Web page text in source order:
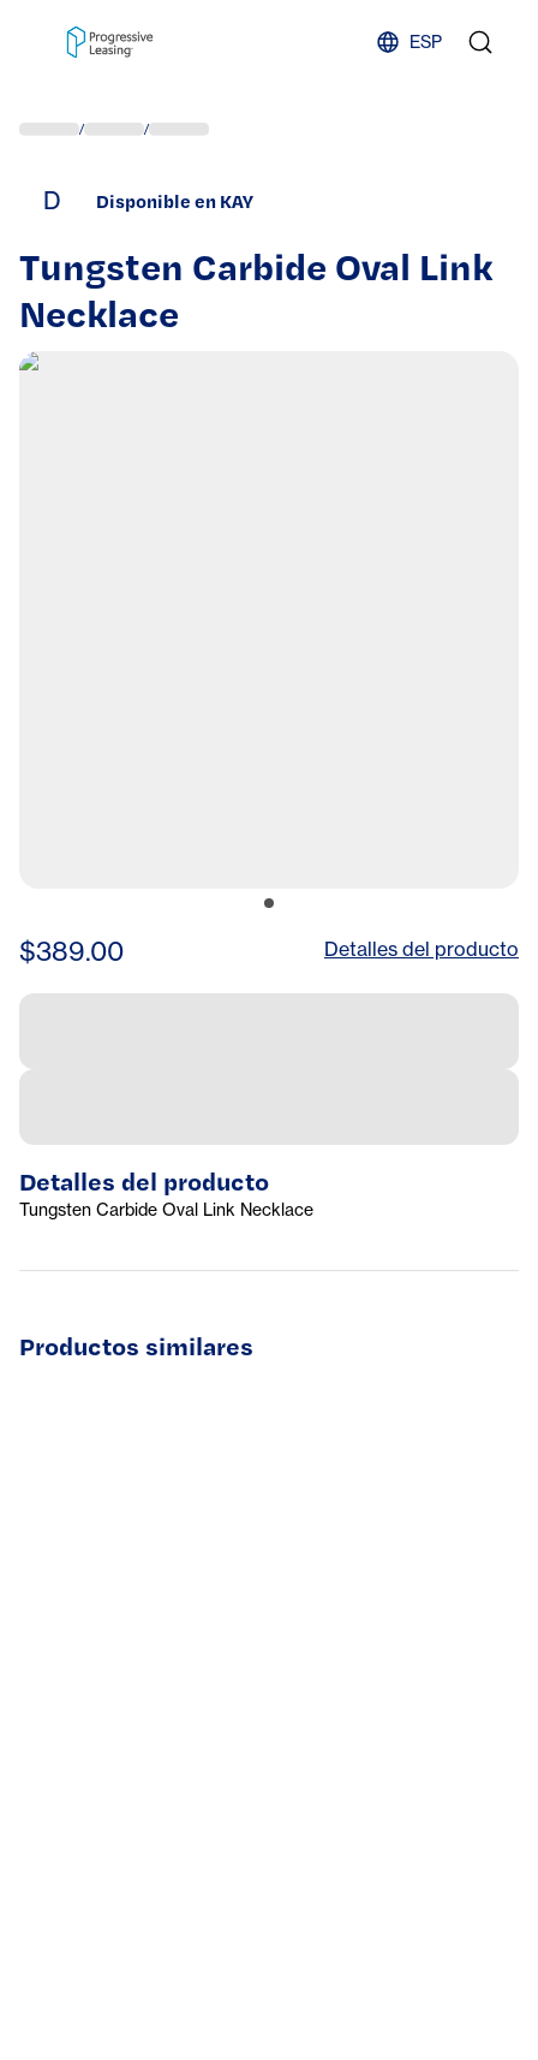
ESP
/ /
D Disponible en KAY
Tungsten Carbide Oval Link
Necklace
$389.00 Detalles del producto
Detalles del producto
Tungsten Carbide Oval Link Necklace
Productos similares